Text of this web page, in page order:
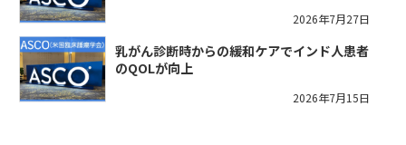
2026年7月27日
乳がん診断時からの緩和ケアでインド人患者
のQOLが向上
2026年7月15日